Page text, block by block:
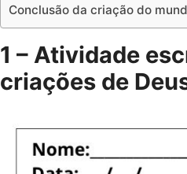
Conclusão da criação do
1 – Atividade
criações de